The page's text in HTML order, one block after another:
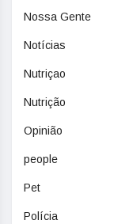
Nossa Gente
Notícias
Nutriçao
Nutrição
Opinião
people
Pet
Polícia